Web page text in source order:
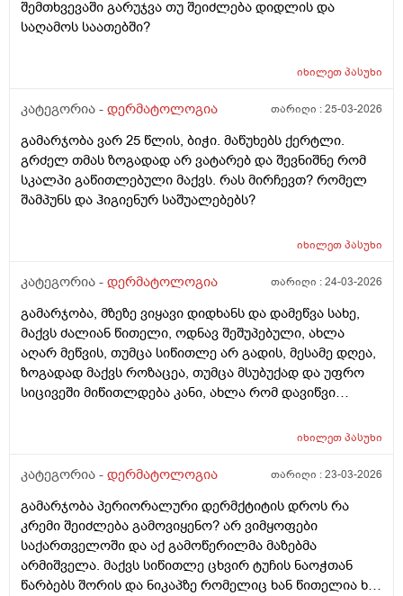
შემთხვევაში გარუჯვა თუ შეიძლება დიდლის და
საღამოს საათებში?
იხილეთპასუხი
კატეგორია - დერმატოლოგია თარიღი :25-03-2026
გამარჯობა ვარ 25 წლის, ბიჭი. მაწუხებს ქერტლი.
გრძელ თმას ზოგადად არ ვატარებ და შევნიშნე რომ
სკალპი გაწითლებული მაქვს. რას მირჩევთ? რომელ
შამპუნს და ჰიგიენურ საშუალებებს?
იხილეთპასუხი
კატეგორია - დერმატოლოგია თარიღი :24-03-2026
გამარჯობა, მზეზე ვიყავი დიდხანს და დამეწვა სახე,
მაქვს ძალიან წითელი, ოდნავ შეშუპებული, ახლა
აღარ მეწვის, თუმცა სიწითლე არ გადის, მესამე დღეა,
ზოგადად მაქვს როზაცეა, თუმცა მსუბუქად და უფრო
სიცივეში მიწითლდება კანი, ახლა რომ დავიწვი
შეიძლება რომ უფრო გამიღიზიანდეს? და ამიხილეთპასუხი
კატეგორია - დერმატოლოგია თარიღი :23-03-2026
გამარჯობა პერიორალური დერმქტიტის დროს რა
კრემი შეიძლება გამოვიყენო? არ ვიმყოფები
საქართველოში და აქ გამოწერილმა მაზებმა
არმიშველა. მაქვს სიწითლე ცხვირ ტუჩის ნაოჭთან
წარბებს შორის და ნიკაპზე რომელიც ხან წითელია ხან